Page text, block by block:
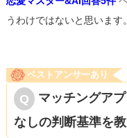
うわけではないと思います
ベストアンサーあり
マッチングア
なしの判断基準を